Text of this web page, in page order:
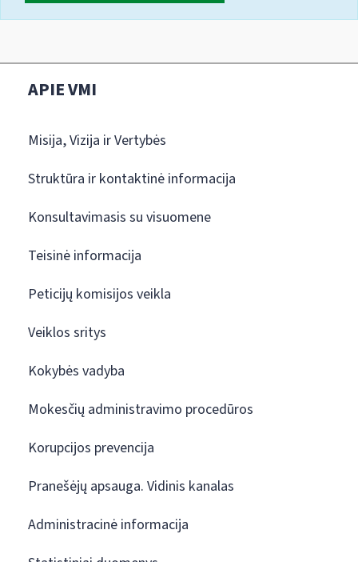
APIE VMI
Misija, Vizija ir Vertybės
Struktūra ir kontaktinė informacija
Konsultavimasis su visuomene
Teisinė informacija
Peticijų komisijos veikla
Veiklos sritys
Kokybės vadyba
Mokesčių administravimo procedūros
Korupcijos prevencija
Pranešėjų apsauga. Vidinis kanalas
Administracinė informacija